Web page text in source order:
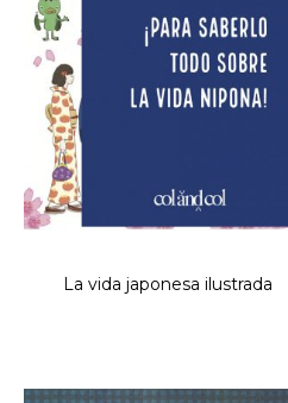
La vida japonesa ilustrada